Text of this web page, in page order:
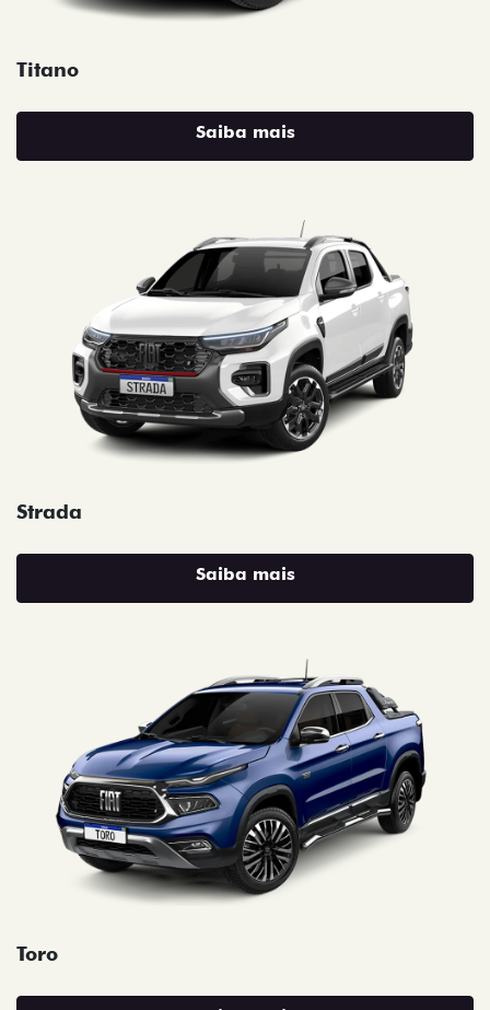
Titano
Saiba mais
Strada
Saiba mais
Toro